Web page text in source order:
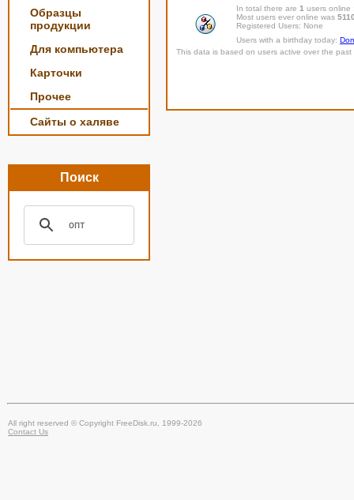
Образцы
продукции
Для компьютера
Карточки
Прочее
Сайты о халяве
Поиск
In total there are 1 users
Most users ever online was
Registered Users: None
Users with a birthday today:
This data is based on users active over the past
All right reserved © Copyright FreeDisk.ru, 1999-2026
Contact Us